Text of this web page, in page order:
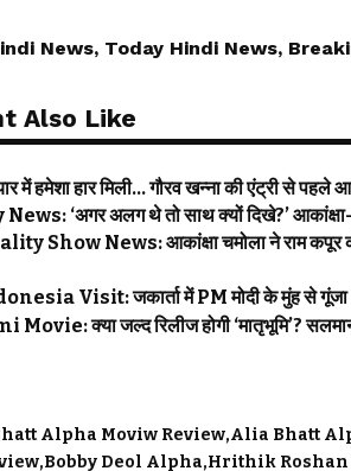
News, Today Hindi News,
Also Like
में हमेशा हार मिली… गौरव खन्ना की एंट्री से पहले
‘अगर अलग थे तो साथ क्यों दिखे?’ आकांक्षा-
Show News: आकांक्षा चमोला ने राम कपूर
Visit: जकार्ता में PM मोदी के मुंह से गूंजा
क्या जल्द रिलीज होगी ‘मातृभूमि’?
Alpha Moviw Review Alia Bhatt
Bobby Deol Alpha Hrithik Roshan